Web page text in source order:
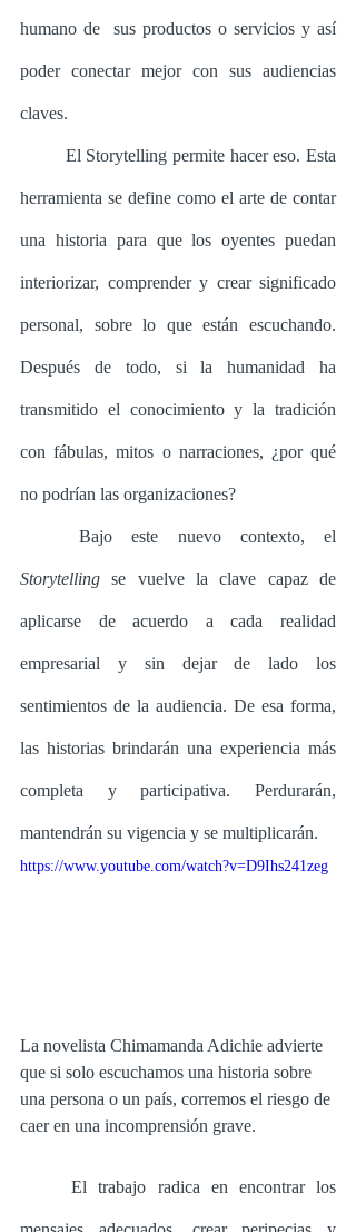
humano de  sus productos o servicios y así
poder conectar mejor con sus audiencias
claves.
herramienta se define como el arte de contar
una historia para que los oyentes puedan
interiorizar, comprender y crear significado
personal, sobre lo que están escuchando.
Después de todo, si la humanidad ha
transmitido el conocimiento y la tradición
con fábulas, mitos o narraciones, ¿por qué
no podrían las organizaciones?
Storytelling se vuelve la clave capaz de
aplicarse de acuerdo a cada realidad
empresarial y sin dejar de lado los
sentimientos de la audiencia. De esa forma,
las historias brindarán una experiencia más
completa y participativa. Perdurarán,
mantendrán su vigencia y se multiplicarán.
https://www.youtube.com/watch?v=D9Ihs241zeg
La novelista Chimamanda Adichie advierte
que si solo escuchamos una historia sobre
una persona o un país, corremos el riesgo de
caer en una incomprensión grave.
	El trabajo radica en encontrar los